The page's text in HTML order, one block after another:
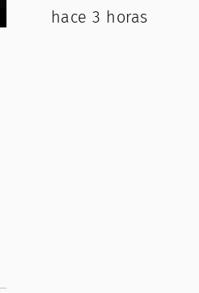
hace 3 horas